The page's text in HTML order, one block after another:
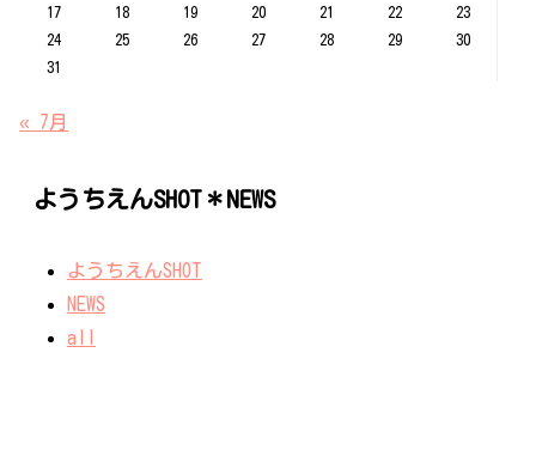
17
18 19 20 21 22
23
24
25 26 27 28 29
30
31
« 7月
ようちえんSHOT＊NEWS
ようちえんSHOT
NEWS
all